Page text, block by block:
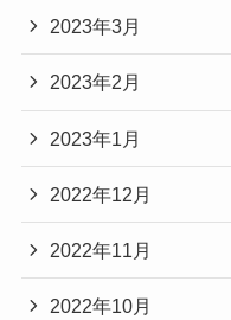
2023年3月
2023年2月
2023年1月
2022年12月
2022年11月
2022年10月